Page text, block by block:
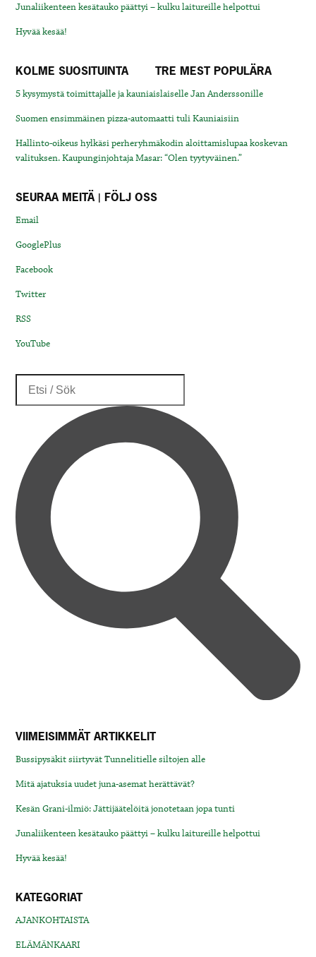
Junaliikenteen kesätauko päättyi – kulku laitureille helpottui
Hyvää kesää!
KOLME SUOSITUINTA TRE MEST POPULÄRA
5 kysymystä toimittajalle ja kauniaislaiselle Jan Anderssonille
Suomen ensimmäinen pizza-automaatti tuli Kauniaisiin
Hallinto-oikeus hylkäsi perheryhmäkodin aloittamislupaa koskevan
valituksen. Kaupunginjohtaja Masar: “Olen tyytyväinen.”
SEURAA MEITÄ | FÖLJ OSS
Email
GooglePlus
Facebook
Twitter
RSS
YouTube
VIIMEISIMMÄT ARTIKKELIT
Bussipysäkit siirtyvät Tunnelitielle siltojen alle
Mitä ajatuksia uudet juna-asemat herättävät?
Kesän Grani-ilmiö: Jättijäätelöitä jonotetaan jopa tunti
Junaliikenteen kesätauko päättyi – kulku laitureille helpottui
Hyvää kesää!
KATEGORIAT
AJANKOHTAISTA
ELÄMÄNKAARI